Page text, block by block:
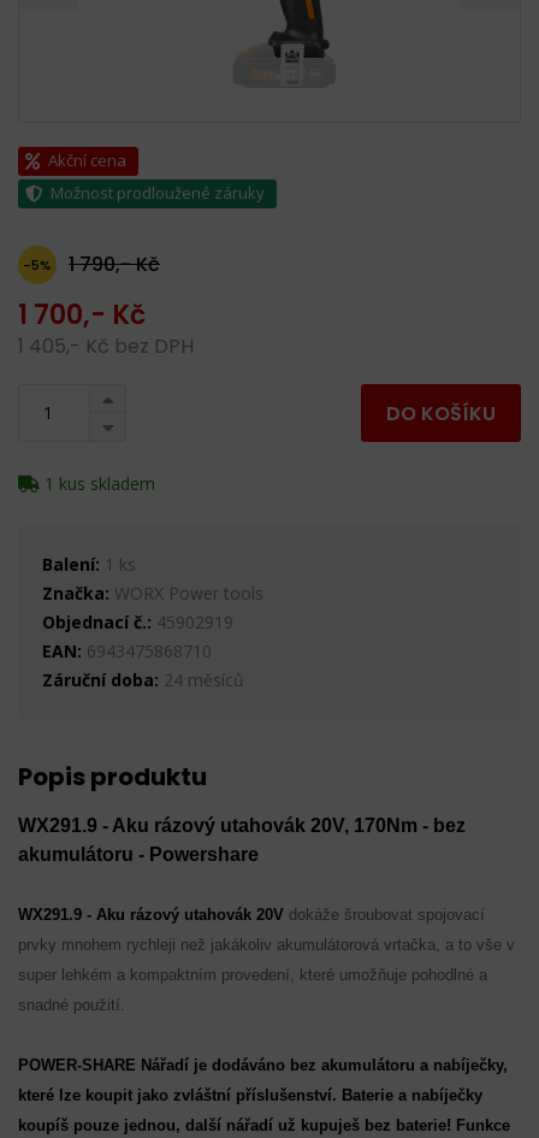
Akční cena
Možnost prodloužené záruky
-5% 1 790,- Kč
1 700,- Kč
1 405,- Kč bez DPH
DO KOŠÍKU
1 kus skladem
Balení: 1 ks
Značka: WORX Power tools
Objednací č.: 45902919
EAN: 6943475868710
Záruční doba: 24 měsíců
Popis produktu
WX291.9 - Aku rázový utahovák 20V, 170Nm - bez
akumulátoru - Powershare
WX291.9 - Aku rázový utahovák 20V dokáže šroubovat spojovací
prvky mnohem rychleji než jakákoliv akumulátorová vrtačka, a to vše v
super lehkém a kompaktním provedení, které umožňuje pohodlné a
snadné použití.
POWER-SHARE Nářadí je dodáváno bez akumulátoru a nabíječky,
které lze koupit jako zvláštní příslušenství. Baterie a nabíječky
koupíš pouze jednou, další nářadí už kupuješ bez baterie! Funkce